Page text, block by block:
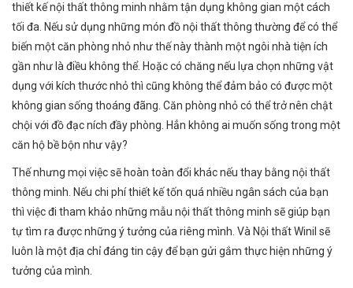
thiết kế nội thất thông minh nhằm tận dụng không gian một cách
tối đa. Nếu sử dụng những món đồ nội thất thông thường để có thể
biến một căn phòng nhỏ như thế này thành một ngôi nhà tiện ích
gần như là điều không thể. Hoặc có chăng nếu lựa chọn những vật
dụng với kích thước nhỏ thì cũng không thể đảm bảo có được một
không gian sống thoáng đãng. Căn phòng nhỏ có thể trở nên chật
chội với đồ đạc ních đầy phòng. Hẳn không ai muốn sống trong một
căn hộ bề bộn như vậy?
Thế nhưng mọi việc sẽ hoàn toàn đổi khác nếu thay bằng nội thất
thông minh. Nếu chi phí thiết kế tốn quá nhiều ngân sách của bạn
thì việc đi tham khảo những mẫu nội thất thông minh sẽ giúp bạn
tự tìm ra được những ý tưởng của riêng mình. Và Nội thất Winil sẽ
luôn là một địa chỉ đáng tin cậy để bạn gửi gắm thực hiện những ý
tưởng của mình.